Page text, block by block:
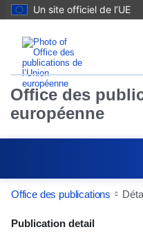
Un site officiel de l’UE
Office des
européenne
Office des publications
Publication Detail
Publication detail